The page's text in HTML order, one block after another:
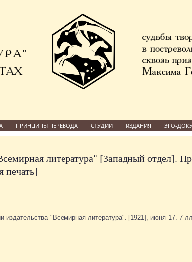
ПРИНЦИПЫ ПЕРЕВОДА СТУДИИ ИЗДАНИЯ ЭГО-
литература" [Западный отдел].
печать]
издательства "Всемирная литература". [1921], июня 17. 7